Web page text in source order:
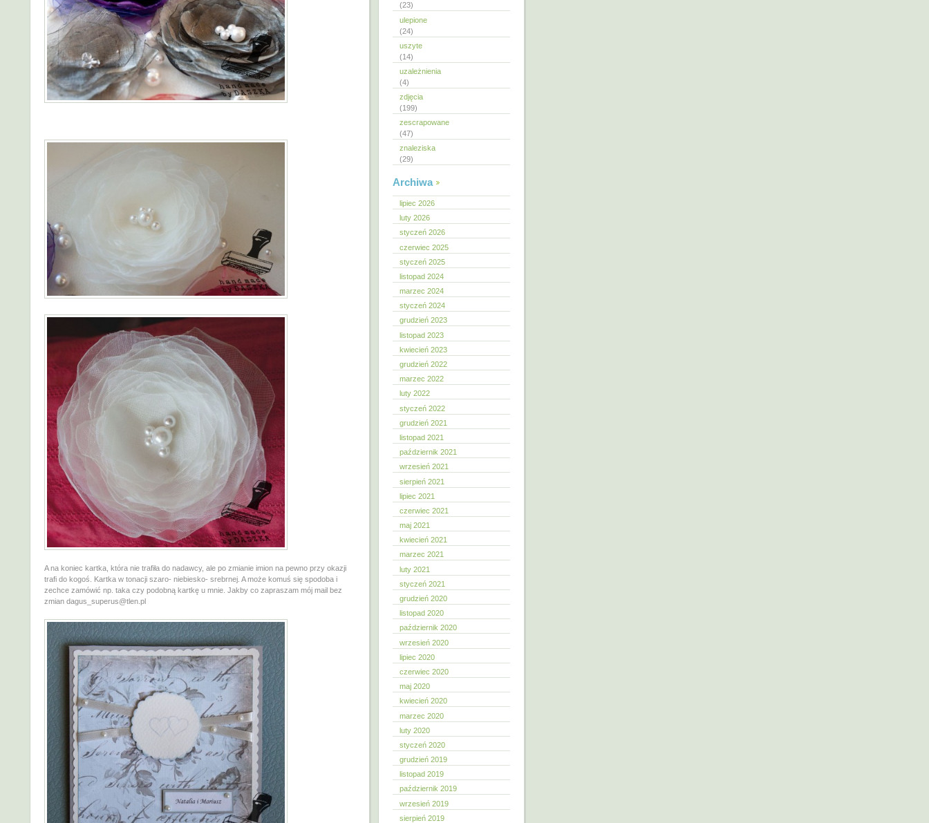
A na koniec kartka, która nie trafiła do nadawcy, ale po zmianie imion na pewno przy okazji
trafi do kogoś. Kartka w tonacji szaro- niebiesko- srebrnej. A może komuś się spodoba i
zechce zamówić np. taka czy podobną kartkę u mnie. Jakby co zapraszam mój mail bez
zmian dagus_superus@tlen.pl
(23)
ulepione
(24)
uszyte
(14)
uzależnienia
(4)
zdjęcia
(199)
zescrapowane
(47)
znaleziska
(29)
Archiwa
lipiec 2026
luty 2026
styczeń 2026
czerwiec 2025
styczeń 2025
listopad 2024
marzec 2024
styczeń 2024
grudzień 2023
listopad 2023
kwiecień 2023
grudzień 2022
marzec 2022
luty 2022
styczeń 2022
grudzień 2021
listopad 2021
październik 2021
wrzesień 2021
sierpień 2021
lipiec 2021
czerwiec 2021
maj 2021
kwiecień 2021
marzec 2021
luty 2021
styczeń 2021
grudzień 2020
listopad 2020
październik 2020
wrzesień 2020
lipiec 2020
czerwiec 2020
maj 2020
kwiecień 2020
marzec 2020
luty 2020
styczeń 2020
grudzień 2019
listopad 2019
październik 2019
wrzesień 2019
sierpień 2019